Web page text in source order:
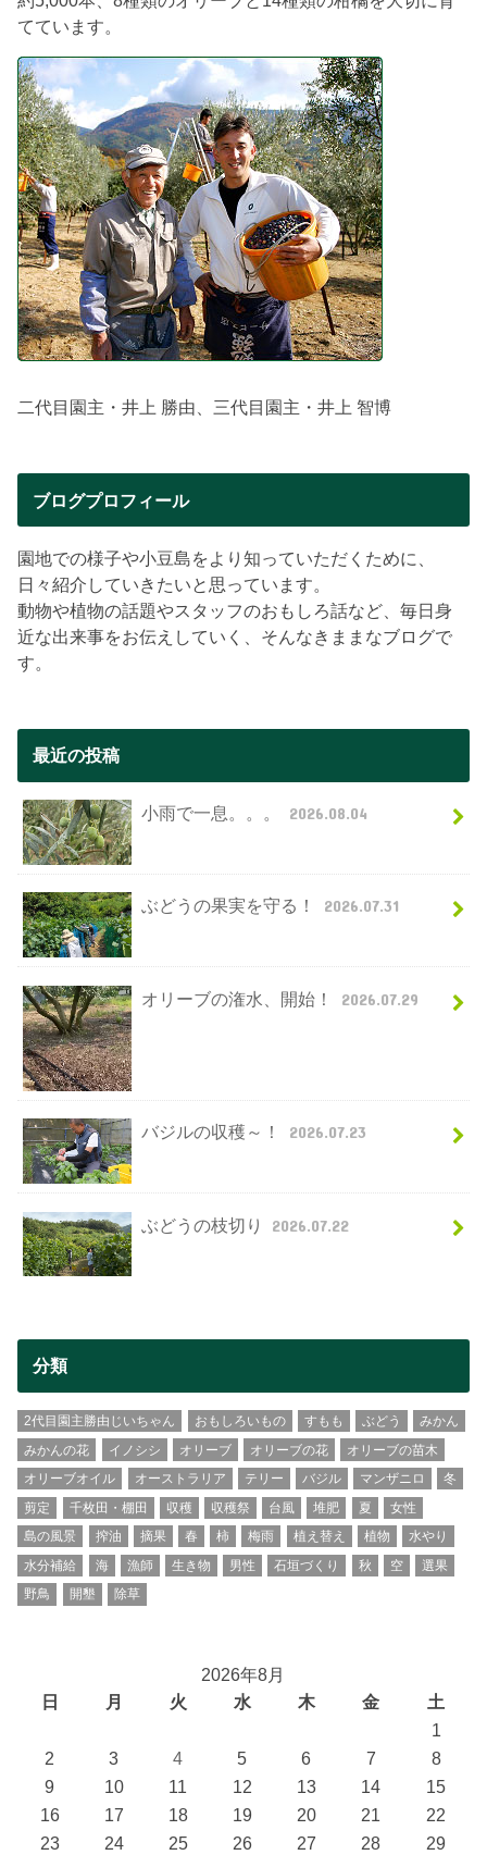
てています。
二代目園主・井上 勝由、三代目園主・井上 智博
ブログプロフィール
園地での様子や小豆島をより知っていただくために、
日々紹介していきたいと思っています。
動物や植物の話題やスタッフのおもしろ話など、毎日身
近な出来事をお伝えしていく、そんなきままなブログで
す。
最近の投稿
小雨で一息。。。 2026.08.04
ぶどうの果実を守る！ 2026.07.31
オリーブの潅水、開始！ 2026.07.29
バジルの収穫～！ 2026.07.23
ぶどうの枝切り 2026.07.22
分類
2代目園主勝由じいちゃん おもしろいもの すもも ぶどう
みかん
みかんの花
イノシシ オリーブ オリーブの花
オリーブの苗木
オリーブオイル
オーストラリア テリー バジル マンザニロ
冬
剪定
千枚田・棚田 収穫 収穫祭 台風 堆肥 夏
女性
島の風景
搾油 摘果 春 柿 梅雨 植え替え 植物
水やり
水分補給
海 漁師 生き物 男性 石垣づくり 秋 空
選果
野鳥
開墾 除草
2026年8月
日
月 火 水 木 金 土
1
2
3 4 5 6 7
8
9
10 11 12 13 14
15
16
17 18 19 20 21
22
23
24 25 26 27 28
29